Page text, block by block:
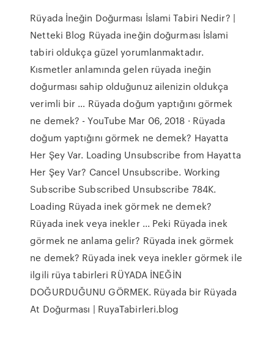
Rüyada İneğin Doğurması İslami Tabiri Nedir? |
Netteki Blog Rüyada ineğin doğurması İslami
tabiri oldukça güzel yorumlanmaktadır.
Kısmetler anlamında gelen rüyada ineğin
doğurması sahip olduğunuz ailenizin oldukça
verimli bir … Rüyada doğum yaptığını görmek
ne demek? - YouTube Mar 06, 2018 · Rüyada
doğum yaptığını görmek ne demek? Hayatta
Her Şey Var. Loading Unsubscribe from Hayatta
Her Şey Var? Cancel Unsubscribe. Working
Subscribe Subscribed Unsubscribe 784K.
Loading Rüyada inek görmek ne demek?
Rüyada inek veya inekler ... Peki Rüyada inek
görmek ne anlama gelir? Rüyada inek görmek
ne demek? Rüyada inek veya inekler görmek ile
ilgili rüya tabirleri RÜYADA İNEĞİN
DOĞURDUĞUNU GÖRMEK. Rüyada bir Rüyada
At Doğurması | RuyaTabirleri.blog